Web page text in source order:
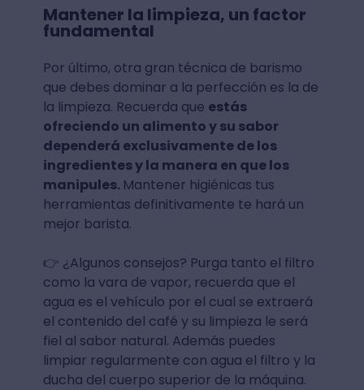
Mantener la limpieza, un factor
fundamental
Por último, otra gran técnica de barismo
que debes dominar a la perfección es la de
la limpieza. Recuerda que estás
ofreciendo un alimento y su sabor
dependerá exclusivamente de los
ingredientes y la manera en que los
manipules. Mantener higiénicas tus
herramientas definitivamente te hará un
mejor barista.
👉 ¿Algunos consejos? Purga tanto el filtro
como la vara de vapor, recuerda que el
agua es el vehículo por el cual se extraerá
el contenido del café y su limpieza le será
fiel al sabor natural. Además puedes
limpiar regularmente con agua el filtro y la
ducha del cuerpo superior de la máquina.